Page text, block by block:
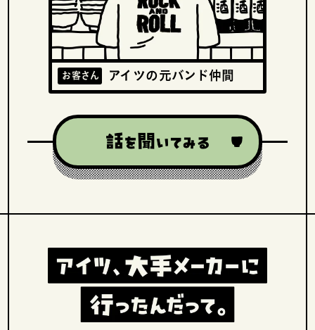
お客さん アイツの元バンド仲間